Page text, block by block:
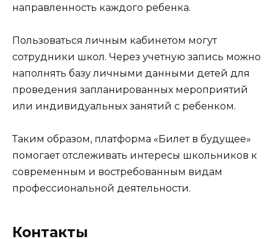
направленность каждого ребенка.
Пользоваться личным кабинетом могут
сотрудники школ. Через учетную запись можно
наполнять базу личными данными детей для
проведения запланированных мероприятий
или индивидуальных занятий с ребенком.
Таким образом, платформа «Билет в будущее»
помогает отслеживать интересы школьников к
современным и востребованным видам
профессиональной деятельности.
Контакты